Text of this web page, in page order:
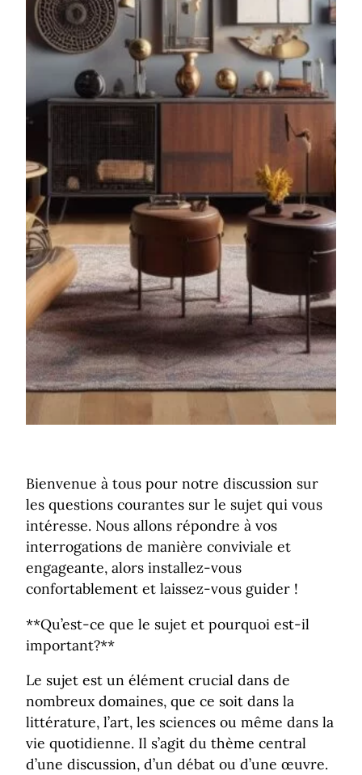
Bienvenue à tous pour notre discussion sur
les questions courantes sur le sujet qui vous
intéresse. Nous allons répondre à vos
interrogations de manière conviviale et
engageante, alors installez-vous
confortablement et laissez-vous guider !
**Qu’est-ce que le sujet et pourquoi est-il
important?**
Le sujet est un élément crucial dans de
nombreux domaines, que ce soit dans la
littérature, l’art, les sciences ou même dans la
vie quotidienne. Il s’agit du thème central
d’une discussion, d’un débat ou d’une œuvre.